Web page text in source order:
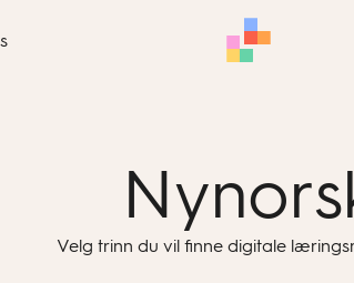
Velg trinn du vil finne digitale